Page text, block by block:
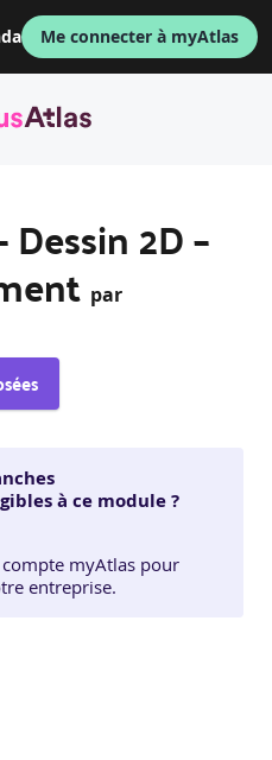
Me connecter à myAtlas
2D –
par
à ce module ?
myAtlas pour
entreprise.